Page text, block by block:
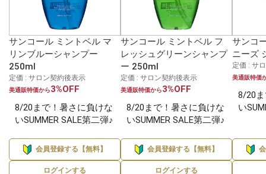
サンコール ミントベル マ
リンブルーシャンプー
250ml
定価 : サロン契約後表示
美通販特価から3%OFF
8/20まで！暑さに負けな
いSUMMER SALE第二弾♪
会員登録する【無料】
ログインする
サンコール ミントベル フ
レッシュグリーンシャンプ
ー 250ml
定価 : サロン契約後表示
美通販特価から3%OFF
8/20まで！暑さに負けな
いSUMMER SALE第二弾♪
会員登録する【無料】
ログインする
サンコ
ニーズ
定価 : サ
美通販特価
8/20
い